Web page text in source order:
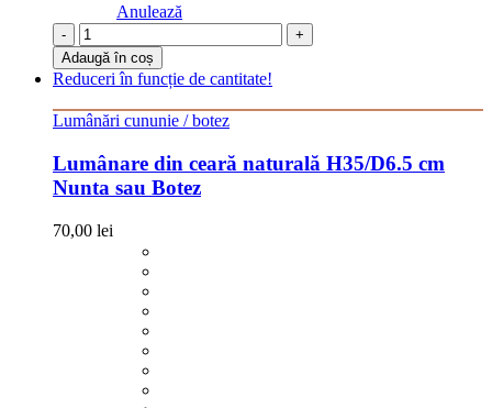
Anulează
-
+
Adaugă în coș
Reduceri în funcție de cantitate!
Lumânări cununie / botez
Lumânare din ceară naturală H35/D6.5 cm
Nunta sau Botez
70,00 lei